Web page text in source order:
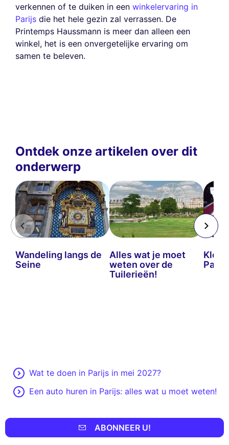
verkennen of te duiken in een winkelervaring in
Parijs die het hele gezin zal verrassen. De
Printemps Haussmann is meer dan alleen een
winkel, het is een onvergetelijke ervaring om
samen te beleven.
Ontdek onze artikelen over dit
onderwerp
Wandeling langs de
Seine
Alles wat je moet
weten over de
Tuilerieën!
Parijs
Wat te doen in Parijs in mei 2027?
Een auto huren in Parijs: alles wat u moet weten!
ABONNEER U!